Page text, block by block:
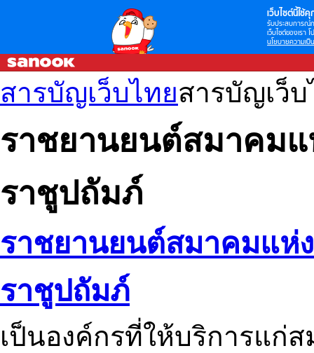
เว็บไซต์นี้ใช้คุ
รับประสบการณ์
เว็บไซต์ของเรา
นโยบายความเป็
สารบัญเว็บไทยสารบัญเว็
ราชยานยนต์สมาคมแ
ราชูปถัมภ์
ราชยานยนต์สมาคมแห่
ราชูปถัมภ์
เป็นองค์กรที่ให้บริการแก่